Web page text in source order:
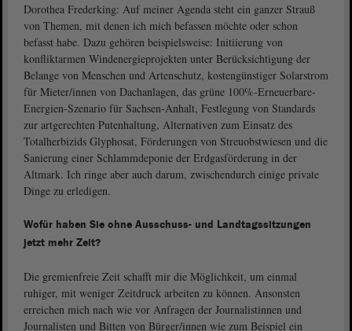
Dorothea Frederking: Auf meiner Agenda steht ein ganzer Strauß
von Themen, mit denen ich mich befassen möchte oder schon
befasst habe. Dazu gehören beispielsweise: Initiierung von
konfliktarmen Windenergieprojekten unter Berücksichtigung der
Belange von Menschen und Artenschutz, kostengünstiger Solarstrom
für Mieter/innen von Dachanlagen, das grüne 100%-Erneuerbare-
Energien-Szenario für Sachsen-Anhalt, Festlegung von Standards
zur artgerechten Putenhaltung, Alternativen zum Einsatz des
Totalherbizids Glyphosat, Förderungen von Streuobstwiesen und die
Sanierung einer Schlammdeponie der Erdgasförderung in der
Altmark. Ich ringe aber auch darum, zwischendurch einige private
Dinge zu erledigen.
Wofür haben Sie ohne Ausschuss- und Landtagssitzungen
jetzt mehr Zeit?
Die gremienfreie Zeit schafft mir die Möglichkeit, um einmal
ruhiger, mit weniger Zeitdruck arbeiten zu können. Ansonsten
erreichen mich nach wie vor Anfragen der Journalistinnen und
Journalisten und Bitten von Bürger/innen wie zum Beispiel ein